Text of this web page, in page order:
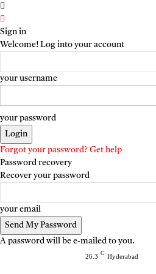
Sign in
Welcome! Log into your account
your username
your password
Forgot your password? Get help
Password recovery
Recover your password
your email
A password will be e-mailed to you.
26.3 C Hyderabad